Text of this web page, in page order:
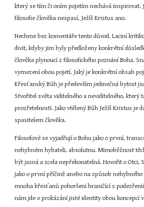
který se tím či oním pojetím nechává inspirovat.
filosofie člověka nespasí, Ježíš Kristus ano.
Nechme bez komentáře tento důvod. Laciní
divit, kdyby jim byly předloženy konkrétní
člověka plynoucí z filosofického poznání Boha.
vymezení obou pojetí. Jaký je konkrétní obsah
Křesťanský Bůh je především jedinečná bytost
Stvořitel světa viditelného a neviditelného, který
prozřetelností. Jako vtělený Bůh Ježíš Kristus je
spasitelem člověka.
Filosofové se vyjadřují o Bohu jako o první,
nehybném hybateli, absolutnu. Mimoběžnost
být jasná a zcela nepřekonatelná. Hovořit o Otci,
jako o první příčině anebo na způsob
mnoha křesťanů pohoršení hraničící s
nám jde o prokázání jisté identity obou koncepcí